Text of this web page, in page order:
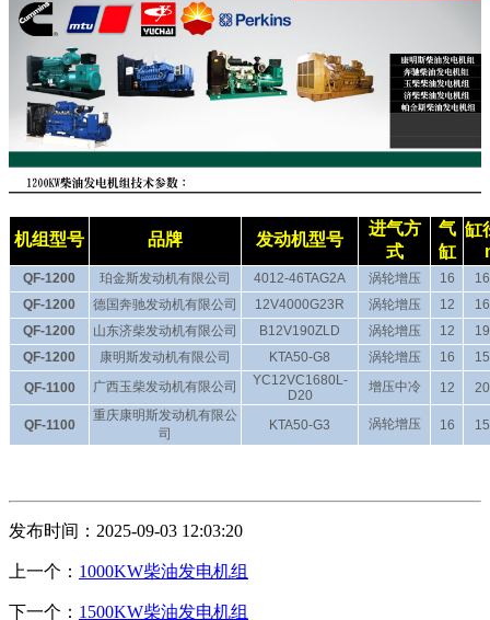
机组型号 品牌 发动机型号
进气方
式
气
缸
缸
QF-1200 珀金斯发动机有限公司 4012-46TAG2A 涡轮增压 16
QF-1200
德国奔驰发动机有限公司 12V4000G23R 涡轮增压 12
QF-1200
山东济柴发动机有限公司 B12V190ZLD 涡轮增压 12
QF-1200
康明斯发动机有限公司 KTA50-G8 涡轮增压 16
QF-1100
广西玉柴发动机有限公司
YC12VC1680L-
D20
增压中冷 12
QF-1100
重庆康明斯发动机有限公
司
KTA50-G3 涡轮增压 16
发布时间：2025-09-03 12:03:20
上一个： 1000KW柴油发电机组
下一个： 1500KW柴油发电机组